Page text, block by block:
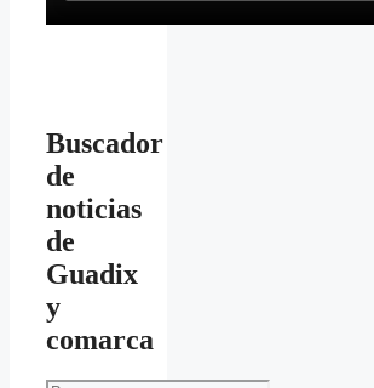
Buscador
de
noticias
de
Guadix
y
comarca